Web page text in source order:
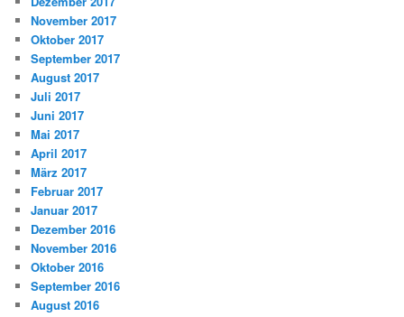
November 2017
Oktober 2017
September 2017
August 2017
Juli 2017
Juni 2017
Mai 2017
April 2017
März 2017
Februar 2017
Januar 2017
Dezember 2016
November 2016
Oktober 2016
September 2016
August 2016